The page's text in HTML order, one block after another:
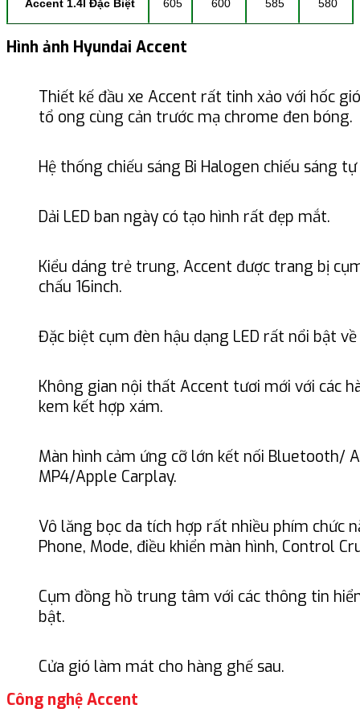
Accent 1.4l Đặc Biệt 605 600 585 580
Hình ảnh Hyundai Accent
Thiết kế đầu xe Accent rất tinh xảo với hốc
tổ ong cùng cản trước mạ chrome đen bóng.
Hệ thống chiếu sáng Bi Halogen chiếu sáng
Dải LED ban ngày có tạo hình rất đẹp mắt.
Kiểu dáng trẻ trung, Accent được trang bị
chấu 16inch.
Đặc biệt cụm đèn hậu dạng LED rất nổi bật
Không gian nội thất Accent tươi mới với các
kem kết hợp xám.
Màn hình cảm ứng cỡ lớn kết nối Bluetooth/
MP4/Apple Carplay.
Vô lăng bọc da tích hợp rất nhiều phím chức
Phone, Mode, điều khiển màn hình, Control
Cụm đồng hồ trung tâm với các thông tin
bật.
Cửa gió làm mát cho hàng ghế sau.
Công nghệ Accent